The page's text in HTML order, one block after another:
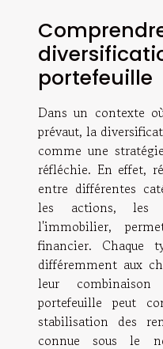
portefeuille
Dans un contexte
prévaut, la
comme une
réfléchie. En effet,
entre différentes
les actions, les
l'immobilier,
financier. Chaque
différemment aux
leur
portefeuille peut
stabilisation des
connue sous le